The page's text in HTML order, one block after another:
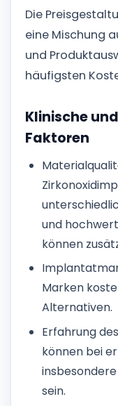
Die
eine Mischung
und
häufigsten
Klinische
Faktoren
und
können
Marken
Alternativen.
Erfahrung
können bei
sein.